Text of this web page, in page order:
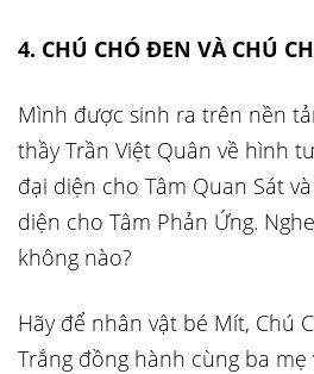
4. CHÚ CHÓ ĐEN VÀ CHÚ
Mình được sinh ra trên nền
thầy Trần Việt Quân về hình
đại diện cho Tâm Quan Sát
diện cho Tâm Phản Ứng.
không nào?
Hãy để nhân vật bé Mít, Chú
Trắng đồng hành cùng ba mẹ